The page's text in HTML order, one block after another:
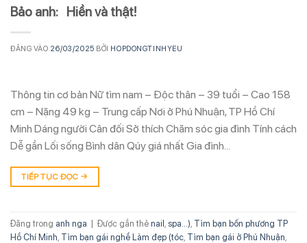
Bảo anh: Hiền và thật!
ĐĂNG VÀO 26/03/2025 BỞI HOPDONGTINHYEU
Thông tin cơ bản Nữ tìm nam – Độc thân – 39 tuổi – Cao 158
cm – Nặng 49 kg – Trung cấp Nơi ở Phú Nhuận, TP Hồ Chí
Minh Dáng người Cân đối Sở thích Chăm sóc gia đình Tính cách
Dễ gần Lối sống Bình dân Qúy giá nhất Gia đình…
TIẾP TỤC ĐỌC →
Đăng trong anh nga | Được gắn thẻ nail spa...) Tìm bạn bốn phương TP
Hồ Chí Minh Tìm bạn gái nghề Làm đẹp (tóc Tìm bạn gái ở Phú Nhuận